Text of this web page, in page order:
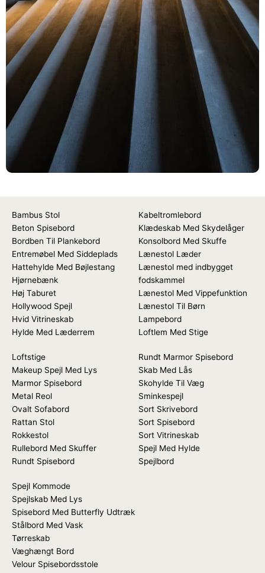
Bambus Stol
Beton Spisebord
Bordben Til Plankebord
Entremøbel Med Siddeplads
Hattehylde Med Bøjlestang
Hjørnebænk
Høj Taburet
Hollywood Spejl
Hvid Vitrineskab
Hylde Med Læderrem
Kabeltromlebord
Klædeskab Med Skydelåger
Konsolbord Med Skuffe
Lænestol Læder
Lænestol med indbygget
fodskammel
Lænestol Med Vippefunktion
Lænestol Til Børn
Lampebord
Loftlem Med Stige
Loftstige
Makeup Spejl Med Lys
Marmor Spisebord
Metal Reol
Ovalt Sofabord
Rattan Stol
Rokkestol
Rullebord Med Skuffer
Rundt Spisebord
Rundt Marmor Spisebord
Skab Med Lås
Skohylde Til Væg
Sminkespejl
Sort Skrivebord
Sort Spisebord
Sort Vitrineskab
Spejl Med Hylde
Spejlbord
Spejl Kommode
Spejlskab Med Lys
Spisebord Med Butterfly Udtræk
Stålbord Med Vask
Tørreskab
Væghængt Bord
Velour Spisebordsstole